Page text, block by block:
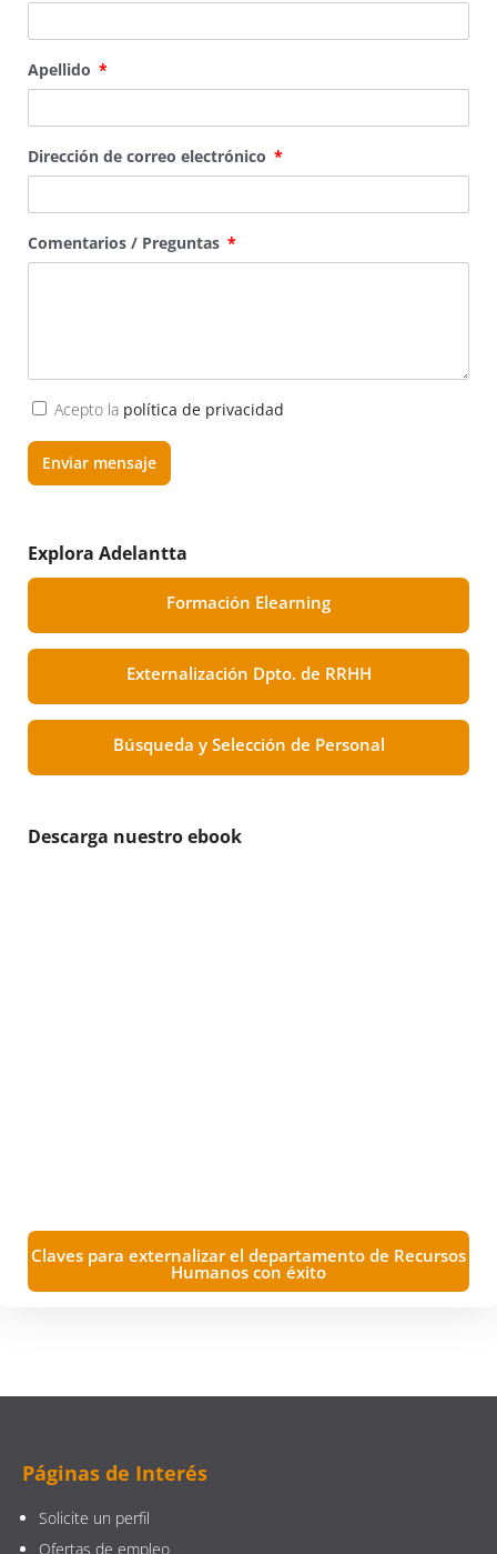
Apellido
Dirección de correo electrónico
Comentarios / Preguntas
Acepto la política de privacidad
Enviar mensaje
Explora Adelantta
Formación Elearning
Externalización Dpto. de RRHH
Búsqueda y Selección de Personal
Descarga nuestro ebook
Claves para externalizar el departamento de Recursos
Humanos con éxito
Páginas de Interés
Solicite un perfil
Ofertas de empleo